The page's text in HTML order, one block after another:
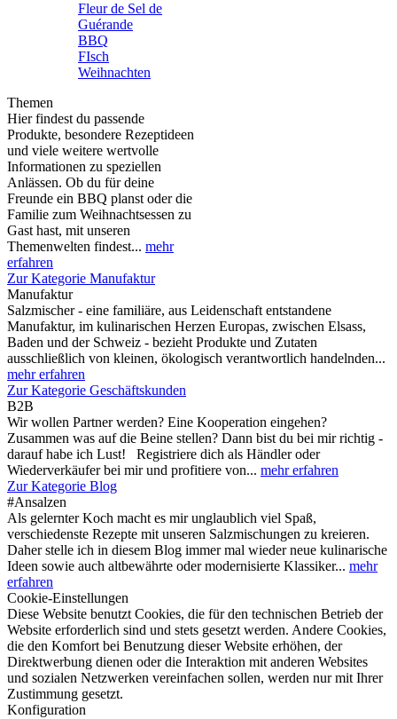
Fleur de Sel de
Guérande
BBQ
FIsch
Weihnachten
Themen
Hier findest du passende
Produkte, besondere Rezeptideen
und viele weitere wertvolle
Informationen zu speziellen
Anlässen. Ob du für deine
Freunde ein BBQ planst oder die
Familie zum Weihnachtsessen zu
Gast hast, mit unseren
Themenwelten findest... mehr
erfahren
Zur Kategorie Manufaktur
Manufaktur
Salzmischer - eine familiäre, aus Leidenschaft entstandene
Manufaktur, im kulinarischen Herzen Europas, zwischen Elsass,
Baden und der Schweiz - bezieht Produkte und Zutaten
ausschließlich von kleinen, ökologisch verantwortlich handelnden...
mehr erfahren
Zur Kategorie Geschäftskunden
B2B
Wir wollen Partner werden? Eine Kooperation eingehen?
Zusammen was auf die Beine stellen? Dann bist du bei mir richtig -
darauf habe ich Lust! Registriere dich als Händler oder
Wiederverkäufer bei mir und profitiere von... mehr erfahren
Zur Kategorie Blog
#Ansalzen
Als gelernter Koch macht es mir unglaublich viel Spaß,
verschiedenste Rezepte mit unseren Salzmischungen zu kreieren.
Daher stelle ich in diesem Blog immer mal wieder neue kulinarische
Ideen sowie auch altbewährte oder modernisierte Klassiker... mehr
erfahren
Cookie-Einstellungen
Diese Website benutzt Cookies, die für den technischen Betrieb der
Website erforderlich sind und stets gesetzt werden. Andere Cookies,
die den Komfort bei Benutzung dieser Website erhöhen, der
Direktwerbung dienen oder die Interaktion mit anderen Websites
und sozialen Netzwerken vereinfachen sollen, werden nur mit Ihrer
Zustimmung gesetzt.
Konfiguration